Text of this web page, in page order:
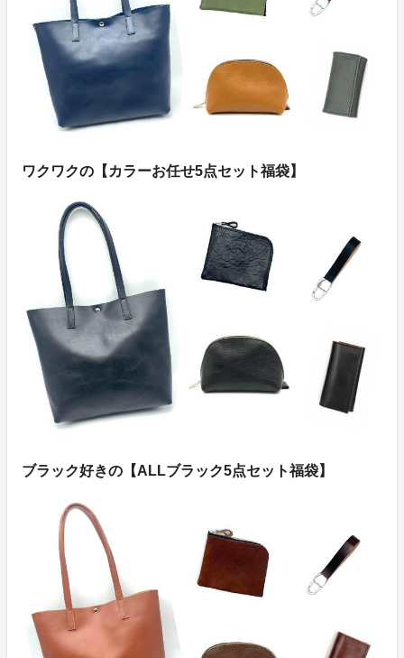
ワクワクの【カラーお任せ5点セット福袋】
ブラック好きの【ALLブラック5点セット福袋】